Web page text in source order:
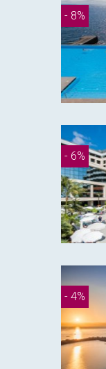
- 8%
- 6%
- 4%